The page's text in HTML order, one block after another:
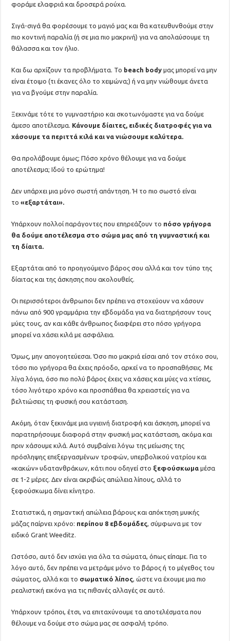
φοράμε ελαφριά και δροσερά ρούχα.
Σιγά-σιγά θα φορέσουμε το μαγιό μας και θα κατευθυνθούμε στην
πιο κοντινή παραλία (ή σε μια πιο μακρινή) για να απολαύσουμε τη
θάλασσα και τον ήλιο.
Και δω αρχίζουν τα προβλήματα. Το beach bodyμας μπορεί να μην
είναι έτοιμο (τι έκανες όλο το χειμώνα;) ή να μην νιώθουμε άνετα
για να βγούμε στην παραλία.
Ξεκινάμε τότε το γυμναστήριο και σκοτωνόμαστε για να δούμε
άμεσο αποτέλεσμα. Κάνουμε δίαιτες, ειδικές διατροφές για να
χάσουμε τα περιττά κιλά και να νιώσουμε καλύτερα.
Θα προλάβουμε όμως; Πόσο χρόνο θέλουμε για να δούμε
αποτέλεσμα; Ιδού το ερώτημα!
Δεν υπάρχει μια μόνο σωστή απάντηση. Ή το πιο σωστό είναι
το«εξαρτάται».
Υπάρχουν πολλοί παράγοντες που επηρεάζουν το πόσο γρήγορα
θα δούμε αποτέλεσμα στο σώμα μας από τη γυμναστική και
τη δίαιτα.
Εξαρτάται από το προηγούμενο βάρος σου αλλά και τον τύπο της
δίαιτας και της άσκησης που ακολουθείς.
Οι περισσότεροι άνθρωποι δεν πρέπει να στοχεύουν να χάσουν
πάνω από 900 γραμμάρια την εβδομάδα για να διατηρήσουν τους
μύες τους, αν και κάθε άνθρωπος διαφέρει στο πόσο γρήγορα
μπορεί να χάσει κιλά με ασφάλεια.
Όμως, μην απογοητεύεσαι. Όσο πιο μακριά είσαι από τον στόχο σου,
τόσο πιο γρήγορα θα έχεις πρόοδο, αρκεί να το προσπαθήσεις. Με
λίγα λόγια, όσο πιο πολύ βάρος έχεις να χάσεις και μύες να χτίσεις,
τόσο λιγότερο χρόνο και προσπάθεια θα χρειαστείς για να
βελτιώσεις τη φυσική σου κατάσταση.
Ακόμη, όταν ξεκινάμε μια υγιεινή διατροφή και άσκηση, μπορεί να
παρατηρήσουμε διαφορά στην φυσική μας κατάσταση, ακόμα και
πριν χάσουμε κιλά. Αυτό συμβαίνει λόγω της μείωσης της
πρόσληψης επεξεργασμένων τροφών, υπερβολικού νατρίου και
«κακών» υδατανθράκων, κάτι που οδηγεί στο ξεφούσκωμα μέσα
σε 1-2 μέρες. Δεν είναι ακριβώς απώλεια λίπους, αλλά το
ξεφούσκωμα δίνει κίνητρο.
Στατιστικά, η σημαντική απώλεια βάρους και απόκτηση μυικής
μάζας παίρνει χρόνο: περίπου 8 εβδομάδες, σύμφωνα με τον
ειδικό Grant Weeditz.
Ωστόσο, αυτό δεν ισχύει για όλα τα σώματα, όπως είπαμε. Για το
λόγο αυτό, δεν πρέπει να μετράμε μόνο το βάρος ή το μέγεθος του
σώματος, αλλά και το σωματικό λίπος, ώστε να έχουμε μια πιο
ρεαλιστική εικόνα για τις πιθανές αλλαγές σε αυτό.
Υπάρχουν τρόποι, έτσι, να επιταχύνουμε τα αποτελέσματα που
θέλουμε να δούμε στο σώμα μας σε ασφαλή τρόπο.